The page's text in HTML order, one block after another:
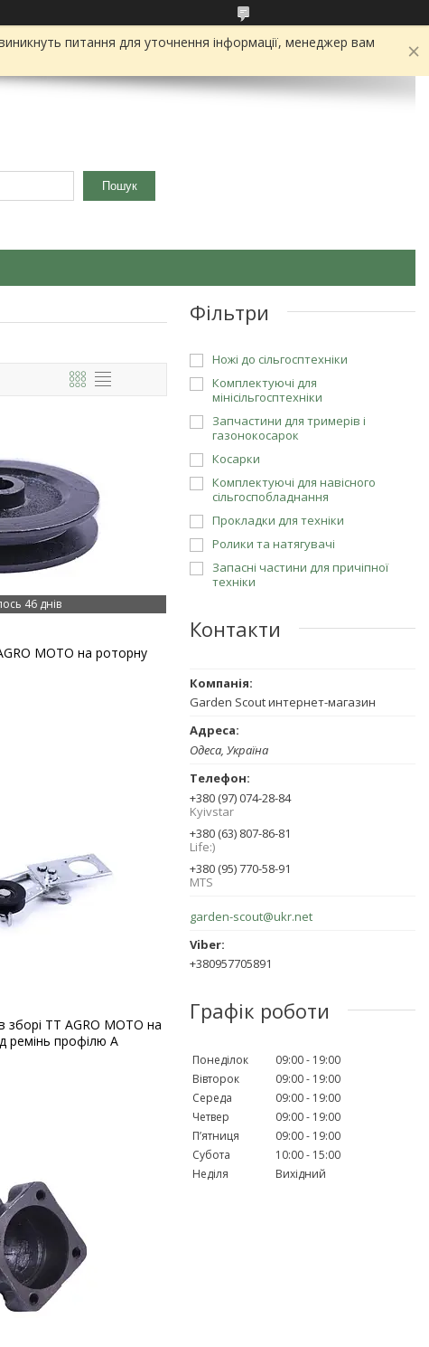
питання для уточнення інформації, менеджер вам
Пошук
46 днів
MOTO на роторну
TT AGRO MOTO на
ремінь профілю А
Фільтри
Ножі до сільгосптехніки
Комплектуючі для
мінісільгосптехніки
Запчастини для тримерів і
газонокосарок
Косарки
Комплектуючі для навісного
сільгоспобладнання
Прокладки для техніки
Ролики та натягувачі
Запасні частини для причіпної
техніки
Контакти
Garden Scout интернет-магазин
Одеса, Україна
+380 (97) 074-28-84
Kyivstar
+380 (63) 807-86-81
Life:)
+380 (95) 770-58-91
MTS
garden-scout@ukr.net
+380957705891
Графік роботи
Понеділок 09:00
19:00
Вівторок
09:00
19:00
Середа
09:00
19:00
Четвер
09:00
19:00
Пʼятниця
09:00
19:00
Субота
10:00
15:00
Неділя
Вихідний